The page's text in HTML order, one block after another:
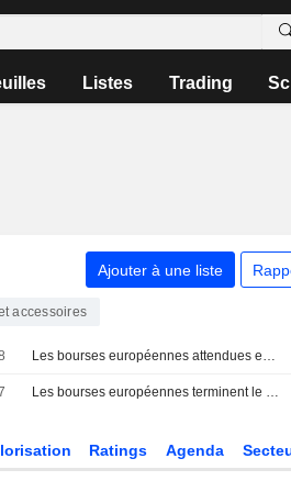
Listes Trading
Ajouter à une liste
accessoires
Les bourses européennes attendues en hausse pour la première séance d'août
Les bourses européennes terminent le mois de juillet en hausse ; Amplifon porte le MIB
Ratings Agenda